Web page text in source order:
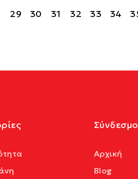
29 30 31 32 33 34
Αρχική
Blog